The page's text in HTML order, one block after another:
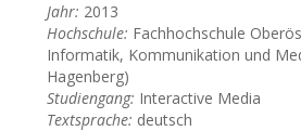
Jahr: 2013
Hochschule: Fachhochschule
Informatik, Kommunikation und
Hagenberg)
Studiengang: Interactive Media
Textsprache: deutsch